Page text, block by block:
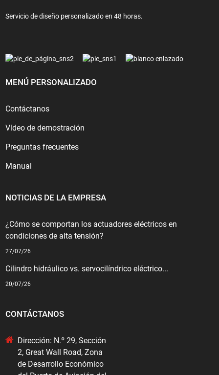
Servicio de diseño personalizado en 48 horas.
MENÚ PERSONALIZADO
Contáctanos
Vídeo de demostración
Preguntas frecuentes
Manual
NOTICIAS DE LA EMPRESA
¿Cómo se comportan los actuadores eléctricos en
condiciones de alta tensión?
27/07/26
Cilindro hidráulico vs. servocilíndrico eléctrico...
20/07/26
CONTÁCTANOS
Dirección: N.º 29, Sección
2, Great Wall Road, Zona
de Desarrollo Económico